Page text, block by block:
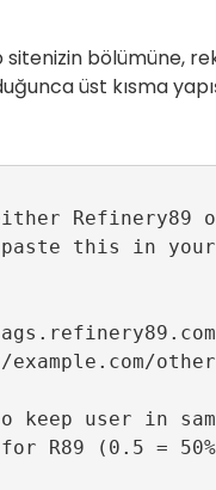
bölümüne,
üst kısma
Refinery89
this in
keep user in
R89 (0.5 =